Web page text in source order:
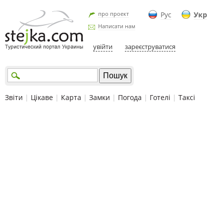
Рус Укр
про проект
Написати нам
увійти зареєструватися
Звіти | Цікаве | Карта | Замки | Погода | Готелі | Таксі